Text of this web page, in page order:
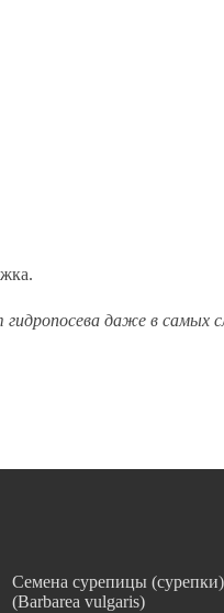
даже в самых
Семена сурепицы (сурепки)
(Barbarea vulgaris)